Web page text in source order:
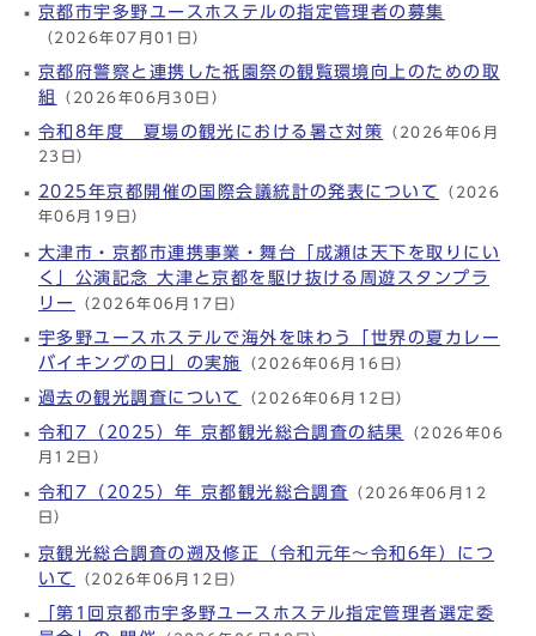
京都市宇多野ユースホステルの指定管理者の募集
（2026年07月01日）
京都府警察と連携した祇園祭の観覧環境向上のための取
組
（2026年06月30日）
令和8年度 夏場の観光における暑さ対策 （2026年06月
23日）
2025年京都開催の国際会議統計の発表について
（2026
年06月19日）
大津市・京都市連携事業・舞台「成瀬は天下を取りにい
く」公演記念 大津と京都を駆け抜ける周遊スタンプラ
リー
（2026年06月17日）
宇多野ユースホステルで海外を味わう「世界の夏カレー
バイキングの日」の実施
（2026年06月16日）
過去の観光調査について （2026年06月12日）
令和7（2025）年 京都観光総合調査の結果 （2026年06
月12日）
令和7（2025）年 京都観光総合調査
（2026年06月12
日）
京観光総合調査の遡及修正（令和元年～令和6年）につ
いて
（2026年06月12日）
「第1回京都市宇多野ユースホステル指定管理者選定委